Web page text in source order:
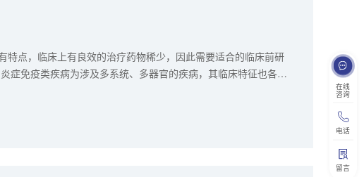
在线
咨询
电话
留言
点，临床上有良效的治疗药物稀少，因此需要适合的临床前研
症免疫类疾病为涉及多系统、多器官的疾病，其临床特征也各不
新药的研发所需。我们搭建了较为完整的炎症免疫疾病的动物
通路，稳定可靠，拥有良好评价能力的动物药效评价模型，为